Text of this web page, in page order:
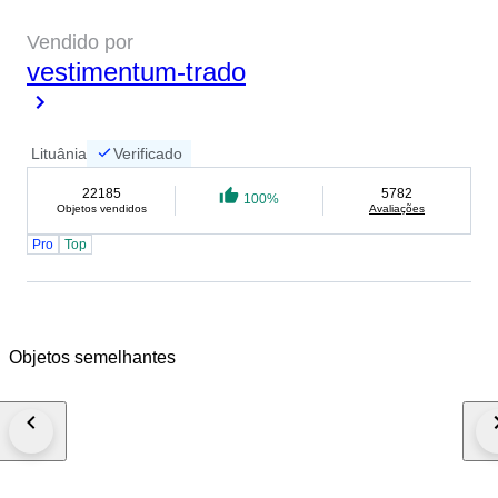
Vendido por
vestimentum-trado
Lituânia Verificado
22185
Objetos vendidos
100% 5782
Avaliações
Pro Top
Objetos semelhantes